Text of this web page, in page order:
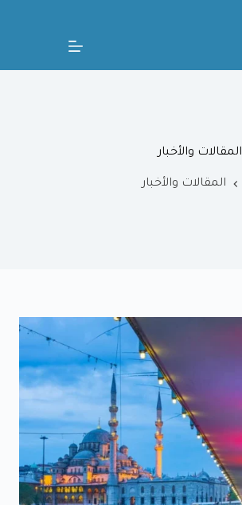
المقالات والأخبار
المقالات والأخبار